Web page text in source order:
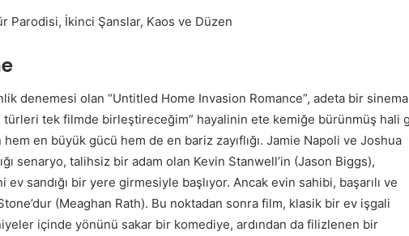
Parodisi, İkinci Şanslar, Kaos ve Düzen
denemesi olan “Untitled Home Invasion Romance”, adeta bir sinema
tek filmde birleştireceğim” hayalinin ete kemiğe bürünmüş hali
en büyük gücü hem de en bariz zayıflığı. Jamie Napoli ve Joshua
senaryo, talihsiz bir adam olan Kevin Stanwell’in (Jason Biggs),
ev sandığı bir yere girmesiyle başlıyor. Ancak evin sahibi, başarılı ve
(Meaghan Rath). Bu noktadan sonra film, klasik bir ev işgali
içinde yönünü sakar bir komediye, ardından da filizlenen bir